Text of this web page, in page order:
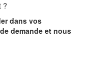
?
dans vos
demande et nous